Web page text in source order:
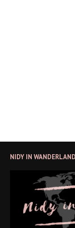
NIDY IN WANDERLAND